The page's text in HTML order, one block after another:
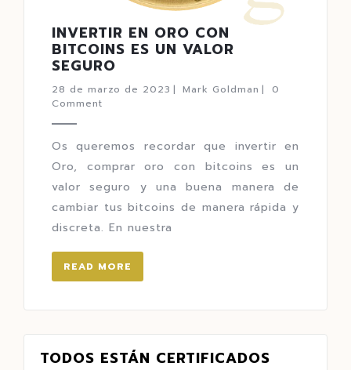
INVERTIR EN ORO CON
BITCOINS ES UN VALOR
SEGURO
28 de marzo de 2023 | Mark Goldman |
0
Comment
Os queremos recordar que invertir en
Oro, comprar oro con bitcoins es un
valor seguro y una buena manera de
cambiar tus bitcoins de manera rápida y
discreta. En nuestra
READ MORE
TODOS ESTÁN CERTIFICADOS